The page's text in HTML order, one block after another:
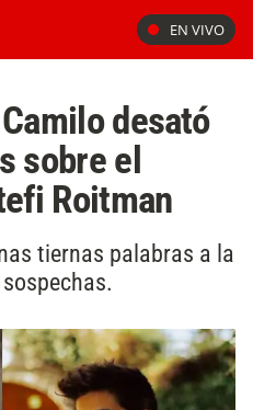
EN VIVO
desató
sobre el
Roitman
tiernas palabras a la